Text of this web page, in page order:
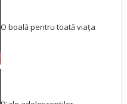
O boală pentru toată viața